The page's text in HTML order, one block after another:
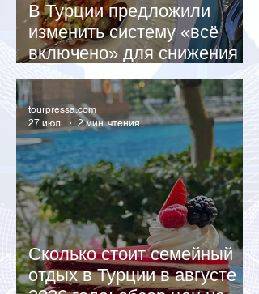
В Турции предложили
изменить систему «всё
включено» для снижения
стоимости отдыха
Сколько стоит семейный
отдых в Турции в августе
tourpressa.com
27 июл.
2 мин. чтения